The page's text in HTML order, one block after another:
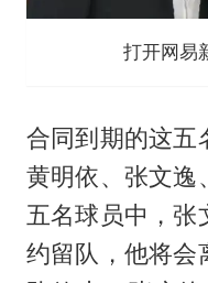
打开网易
合同到期的这五
黄明依、张文逸
五名球员中，张
约留队，他将会